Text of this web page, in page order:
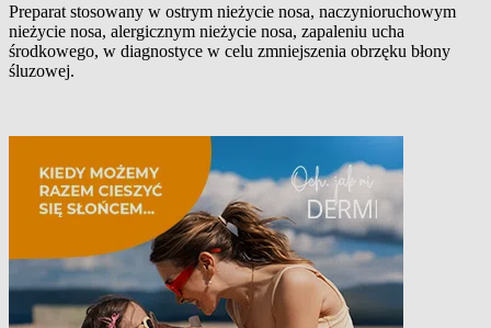
Opis produktu
Preparat stosowany w ostrym nieżycie nosa, naczynioruchowym
nieżycie nosa, alergicznym nieżycie nosa, zapaleniu ucha
środkowego, w diagnostyce w celu zmniejszenia obrzęku błony
śluzowej.